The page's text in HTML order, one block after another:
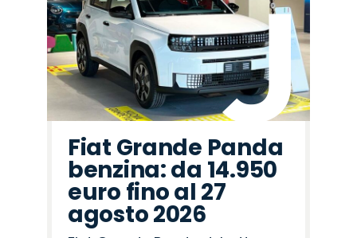
Fiat Grande Panda
benzina: da 14.950
euro fino al 27
agosto 2026